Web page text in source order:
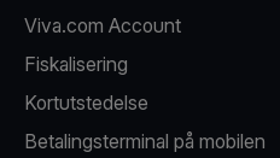
Viva.com Account
Fiskalisering
Kortutstedelse
Betalingsterminal på mobilen